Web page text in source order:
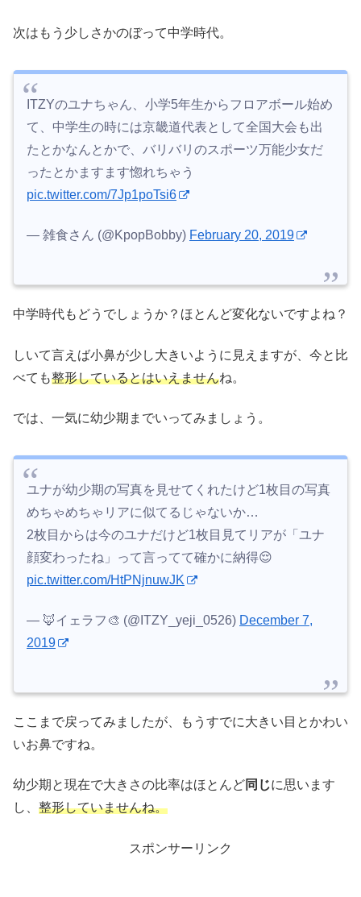
次はもう少しさかのぼって中学時代。
ITZYのユナちゃん、小学5年生からフロアボール始め
て、中学生の時には京畿道代表として全国大会も出
たとかなんとかで、バリバリのスポーツ万能少女だ
ったとかますます惚れちゃう
pic.twitter.com/7Jp1poTsi6
— 雑食さん (@KpopBobby) February 20, 2019
中学時代もどうでしょうか？ほとんど変化ないですよね？
しいて言えば小鼻が少し大きいように見えますが、今と比
べても整形しているとはいえませんね。
では、一気に幼少期までいってみましょう。
ユナが幼少期の写真を見せてくれたけど1枚目の写真
めちゃめちゃリアに似てるじゃないか…
2枚目からは今のユナだけど1枚目見てリアが「ユナ
顔変わったね」って言ってて確かに納得😌
pic.twitter.com/HtPNjnuwJK
— 🦊イェラフ🎨 (@ITZY_yeji_0526) December 7,
2019
ここまで戻ってみましたが、もうすでに大きい目とかわい
いお鼻ですね。
幼少期と現在で大きさの比率はほとんど同じに思います
し、 整形していませんね。
スポンサーリンク